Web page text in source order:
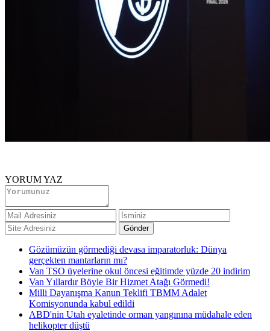
YORUM YAZ
Gözümüzün görmediği devasa imparatorluk: Dünya
gerçekten mantarların mı?
Van TSO üyelerine okul öncesi eğitimde yüzde 20 indirim
Van Yıllardır Böyle Bir Hizmet Atağı Görmedi!
Milli Dayanışma Kanun Teklifi TBMM Adalet
Komisyonunda kabul edildi
ABD'nin Utah eyaletinde orman yangınına müdahale eden
helikopter düştü